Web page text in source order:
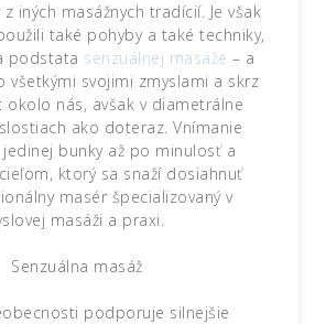
iných masážnych tradícií. Je však
také pohyby a také techniky,
podstata senzuálnej masáže – a
všetkými svojimi zmyslami a skrz
okolo nás, avšak v diametrálne
ako doteraz. Vnímanie
bunky až po minulosť a
ktorý sa snaží dosiahnuť
masér špecializovaný v
masáži a praxi.
podporuje silnejšie